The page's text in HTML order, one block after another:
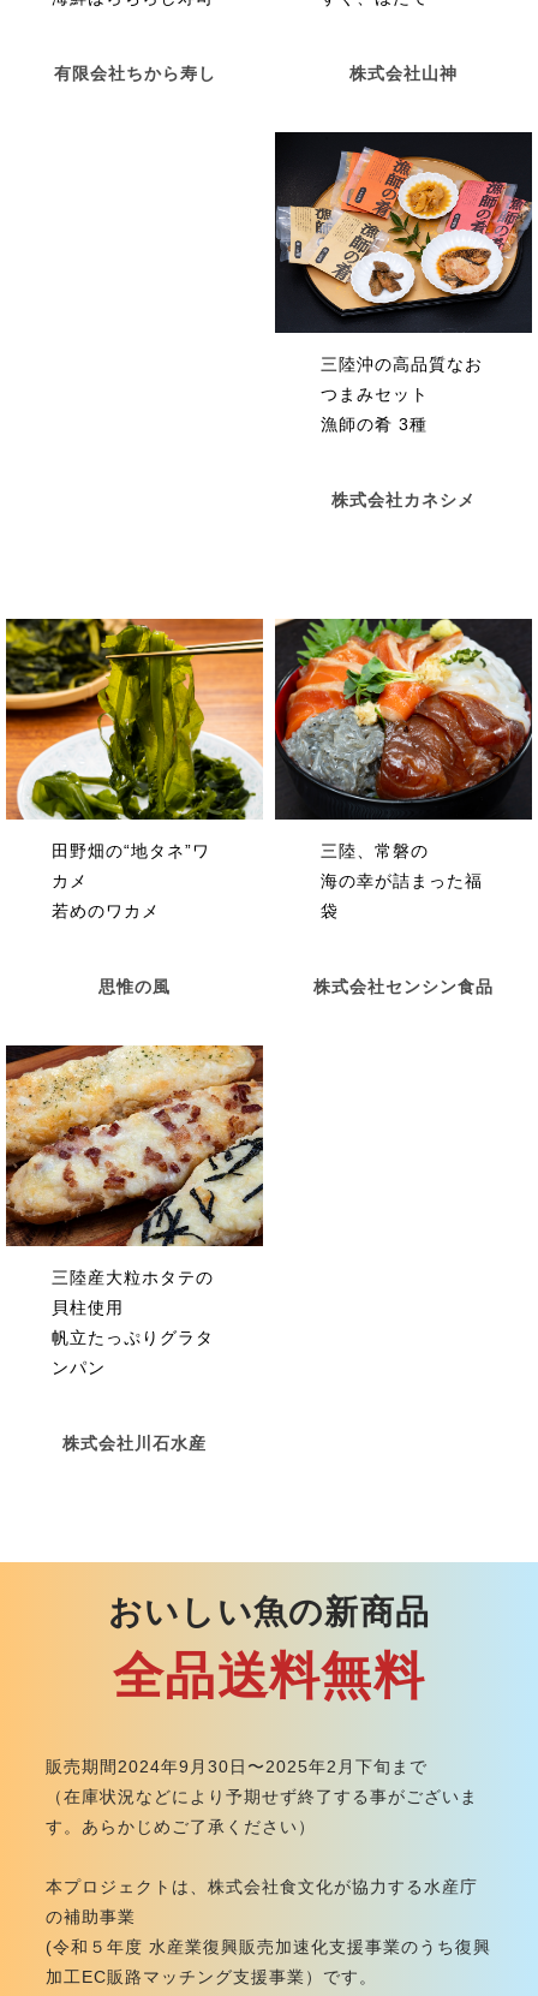
有限会社ちから寿し 株式会社山神
三陸沖の高品質なお
つまみセット
漁師の肴 3種
株式会社カネシメ
田野畑の“地タネ”ワ
カメ
若めのワカメ
思惟の風
三陸、常磐の
海の幸が詰まった福
袋
株式会社センシン食品
三陸産大粒ホタテの
貝柱使用
帆立たっぷりグラタ
ンパン
株式会社川石水産
おいしい魚の新商品
全品送料無料
販売期間2024年9月30日〜2025年2月下旬まで
（在庫状況などにより予期せず終了する事がございま
す。あらかじめご了承ください）
本プロジェクトは、株式会社食文化が協力する水産庁
の補助事業
(令和５年度 水産業復興販売加速化支援事業のうち復興
加工EC販路マッチング支援事業）です。